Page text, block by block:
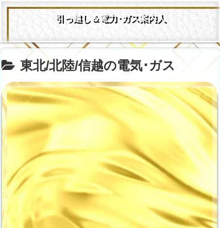
引っ越し＆電力･ガス案内人
東北/北陸/信越の電気･ガス